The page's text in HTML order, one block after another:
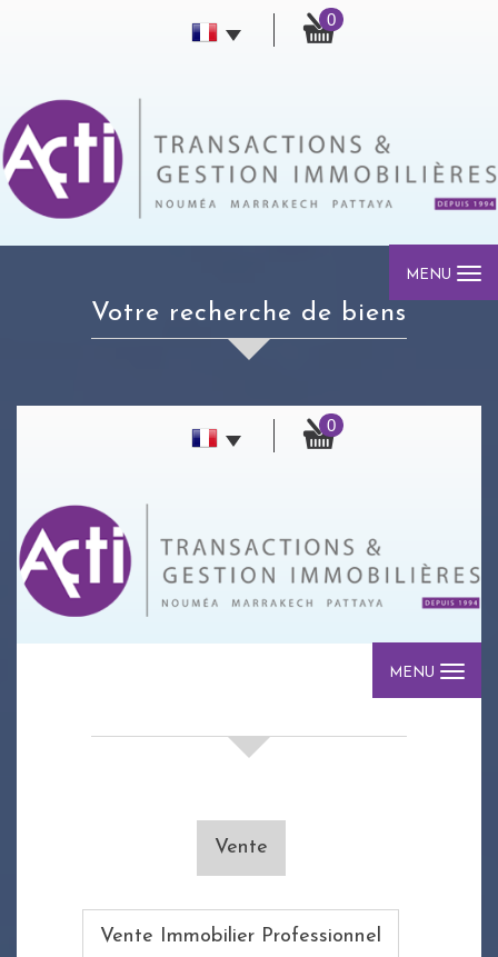
0
MENU
votre recherche de biens
0
MENU
Vente
Vente Immobilier Professionnel